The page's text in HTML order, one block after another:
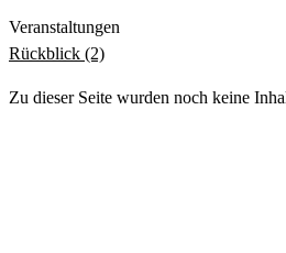
Veranstaltungen
Rückblick (2)
Zu dieser Seite wurden noch keine